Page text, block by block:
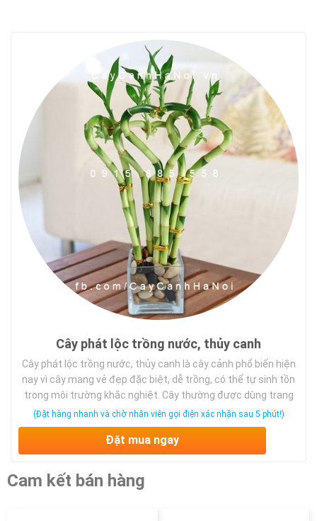
Cây phát lộc trồng nước, thủy canh
Cây phát lộc trồng nước, thủy canh là cây cảnh phổ biến hiện
nay vì cây mang vẻ đẹp đặc biệt, dễ trồng, có thể tự sinh tồn
trong môi trường khắc nghiệt. Cây thường được dùng trang
trí nơi ở, bàn làm việc, văn phòng…. Trong phong thủy cây phát
lộc mang lại sự may mắn, phát đạt cho gia chủ. Giúp gia chủ
có một tâm hồn tự do, thăng hoa.
(Đặt hàng nhanh và chờ nhân viên gọi điện xác nhận sau 5 phút!)
Đặt mua ngay
Cam kết bán hàng